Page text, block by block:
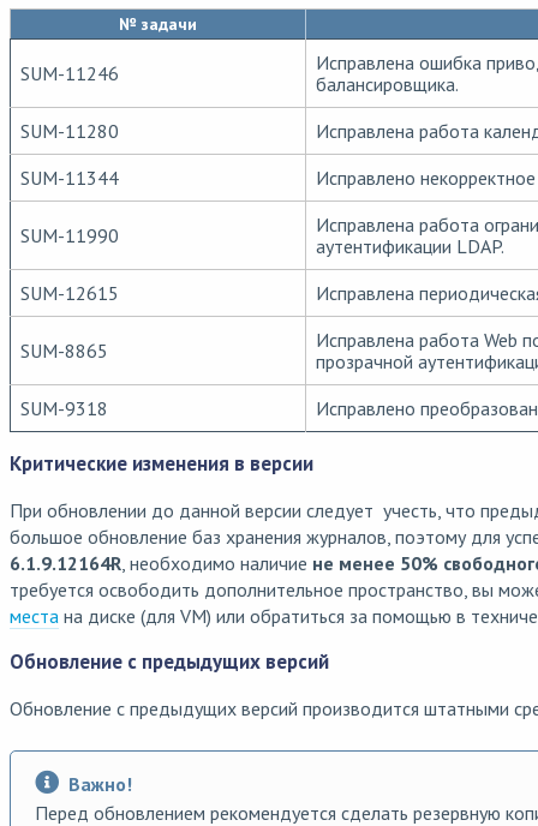
№ задачи
SUM-11246
Исправлена ошибка
балансировщика.
SUM-11280
Исправлена работа
SUM-11344
Исправлено
SUM-11990
Исправлена работа
аутентификации LDAP.
SUM-12615
Исправлена
SUM-8865
Исправлена работа Web
прозрачной
SUM-9318
Исправлено
Критические изменения в версии
При обновлении до данной версии следует учесть, что
большое обновление баз хранения журналов, поэтому для
6.1.9.12164R, необходимо наличие не менее 50%
требуется освободить дополнительное пространство, вы
места на диске (для VM) или обратиться за помощью в
Обновление с предыдущих версий
Обновление с предыдущих версий производится штатными
Важно!
Перед обновлением рекомендуется сделать резервную